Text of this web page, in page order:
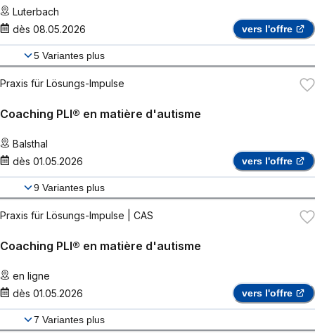
Luterbach
dès 08.05.2026 vers l'offre
5 Variantes plus
Praxis für Lösungs-Impulse
Coaching PLI® en matière d'autisme
Balsthal
dès 01.05.2026 vers l'offre
9 Variantes plus
Praxis für Lösungs-Impulse | CAS
Coaching PLI® en matière d'autisme
en ligne
dès 01.05.2026 vers l'offre
7 Variantes plus